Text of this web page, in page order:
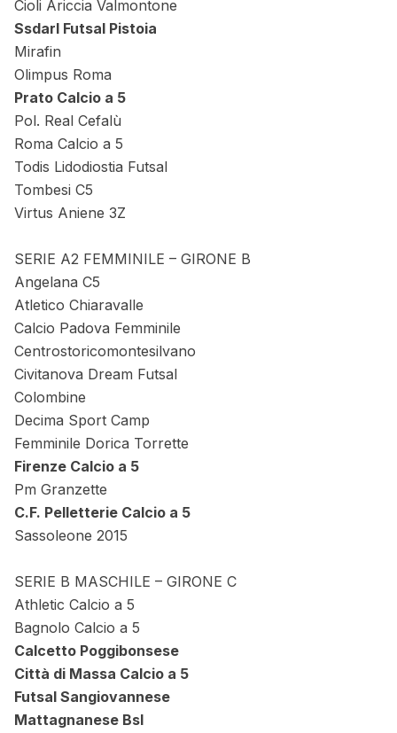
Cioli Ariccia Valmontone
Ssdarl Futsal Pistoia
Mirafin
Olimpus Roma
Prato Calcio a 5
Pol. Real Cefalù
Roma Calcio a 5
Todis Lidodiostia Futsal
Tombesi C5
Virtus Aniene 3Z
SERIE A2 FEMMINILE – GIRONE B
Angelana C5
Atletico Chiaravalle
Calcio Padova Femminile
Centrostoricomontesilvano
Civitanova Dream Futsal
Colombine
Decima Sport Camp
Femminile Dorica Torrette
Firenze Calcio a 5
Pm Granzette
C.F. Pelletterie Calcio a 5
Sassoleone 2015
SERIE B MASCHILE – GIRONE C
Athletic Calcio a 5
Bagnolo Calcio a 5
Calcetto Poggibonsese
Città di Massa Calcio a 5
Futsal Sangiovannese
Mattagnanese Bsl